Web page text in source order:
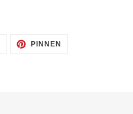
AUF
TWITTER
PINNEN